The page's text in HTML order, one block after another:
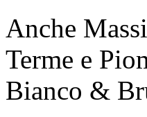
Anche
Terme e
Bianco &